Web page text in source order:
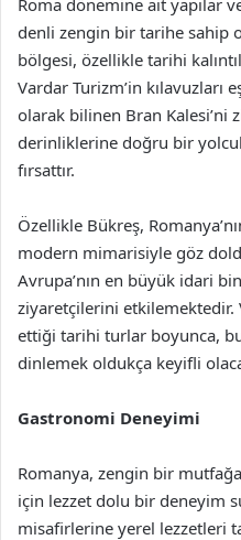
Roma dönemine ait yapılar
denli zengin bir tarihe sahip
bölgesi, özellikle tarihi
Vardar Turizm’in kılavuzları
olarak bilinen Bran Kalesi’ni
derinliklerine doğru bir
fırsattır.
Özellikle Bükreş,
modern mimarisiyle göz
Avrupa’nın en büyük idari
ziyaretçilerini etkilemektedir.
ettiği tarihi turlar boyunca,
dinlemek oldukça keyifli
Gastronomi Deneyimi
Romanya, zengin bir
için lezzet dolu bir deneyim
misafirlerine yerel lezzetleri